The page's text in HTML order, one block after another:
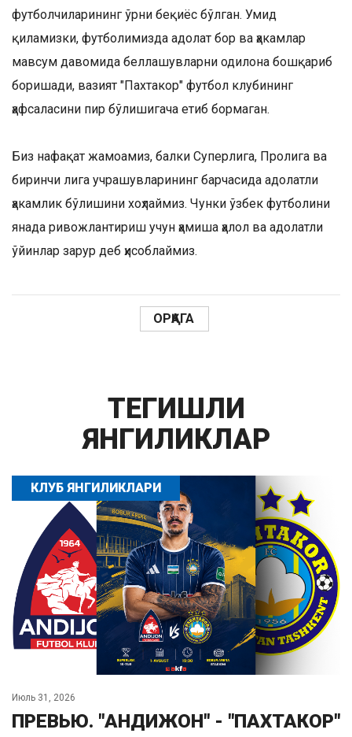
футболчиларининг ўрни беқиёс бўлган. Умид
қиламизки, футболимизда адолат бор ва ҳакамлар
мавсум давомида беллашувларни одилона бошқариб
боришади, вазият "Пахтакор" футбол клубининг
ҳафсаласини пир бўлишигача етиб бормаган.
Биз нафақат жамоамиз, балки Суперлига, Пролига ва
биринчи лига учрашувларининг барчасида адолатли
ҳакамлик бўлишини хоҳлаймиз. Чунки ўзбек футболини
янада ривожлантириш учун ҳамиша ҳалол ва адолатли
ўйинлар зарур деб ҳисоблаймиз.
ОРҚАГА
ТЕГИШЛИ
ЯНГИЛИКЛАР
КЛУБ ЯНГИЛИКЛАРИ
Июль 31, 2026
ПРЕВЬЮ. "АНДИЖОН" - "ПАХТАКОР"